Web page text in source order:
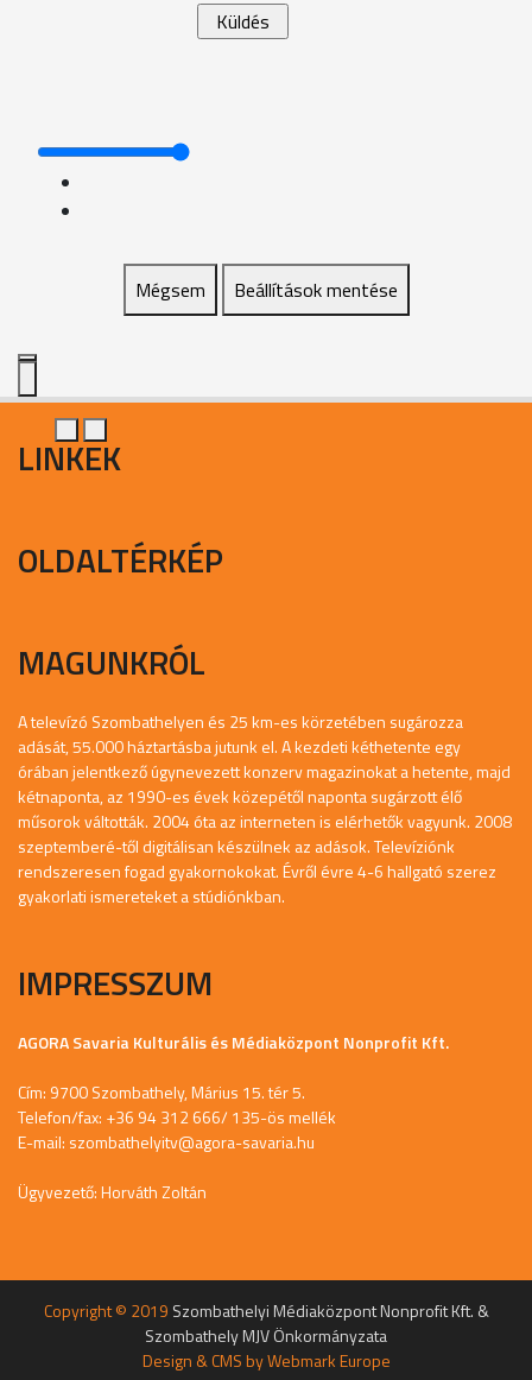
Mégsem Beállítások mentése
LINKEK
OLDALTÉRKÉP
MAGUNKRÓL
A televízó Szombathelyen és 25 km-es körzetében sugározza
adását, 55.000 háztartásba jutunk el. A kezdeti kéthetente egy
órában jelentkező úgynevezett konzerv magazinokat a hetente, majd
kétnaponta, az 1990-es évek közepétől naponta sugárzott élő
műsorok váltották. 2004 óta az interneten is elérhetők vagyunk. 2008
szeptemberé-től digitálisan készülnek az adások. Televíziónk
rendszeresen fogad gyakornokokat. Évről évre 4-6 hallgató szerez
gyakorlati ismereteket a stúdiónkban.
IMPRESSZUM
AGORA Savaria Kulturális és Médiaközpont Nonprofit Kft.
Cím: 9700 Szombathely, Márius 15. tér 5.
Telefon/fax: +36 94 312 666/ 135-ös mellék
E-mail: szombathelyitv@agora-savaria.hu
Ügyvezető: Horváth Zoltán
Copyright © 2019 Szombathelyi Médiaközpont Nonprofit Kft. &
Szombathely MJV Önkormányzata
Design & CMS byWebmark Europe